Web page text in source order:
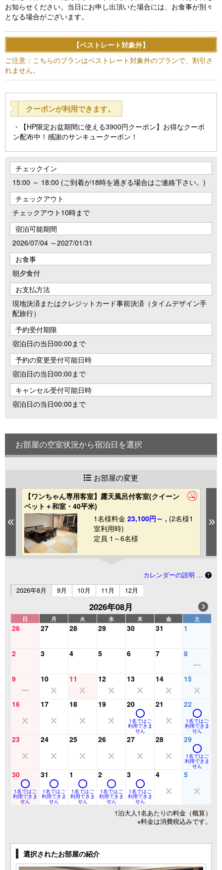
お知らせください。当日にお申し出頂いた場合には、お食事が別々
となる場合がございます。
【ベストレート対象外】
ご注意：こちらのプランはベストレート対象外のプランで、割引さ
れません。
クーポンが利用できます。
【HP限定お盆期間に使える3900円クーポン】お得なクーポ
ン配布中！感謝のサンキュークーポン！
チェックイン
15:00 ～ 18:00 (ご到着が18時を過ぎる場合はご連絡下さい。)
チェックアウト
チェックアウト10時まで
宿泊可能期間
2026/07/04 ～2027/01/31
お食事
朝夕食付
お支払方法
現地決済またはクレジットカード事前決済（タイムデザイン手
配旅行）
予約受付期限
宿泊日の当日00:00まで
予約の変更受付可能日時
宿泊日の当日00:00まで
キャンセル受付可能日時
宿泊日の当日00:00まで
お部屋の空室状況から宿泊日を選択
お部屋の変更
【ワンちゃん専用客室】露天風呂付客室(クイーン
ベット＋和室・40平米)
1名様料金 23,100円～ , (2名様1
室利用時)
定員 1～6名様
カレンダーの説明 …
2026年8月
9月 10月 11月 12月
2026年08月
日 月 火 水 木 金 土
26 27 28 29 30 31 1
2 3 4 5 6 7 8
9 10 11 12 13 14 15
16 17 18 19 20
1名ではご
利用できま
せん
21 22
1名ではご
利用できま
せん
23 24 25 26 27 28 29
1名ではご
利用できま
せん
30
1名ではご
利用できま
せん
31
1名ではご
利用できま
せん
1
1名ではご
利用できま
せん
2
1名ではご
利用できま
せん
3
1名ではご
利用できま
せん
4 5
1泊大人1名あたりの料金（概算）
※料金は消費税込みです。
選択されたお部屋の紹介